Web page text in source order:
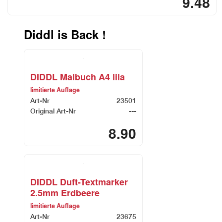
Diddl is Back !
DIDDL Malbuch A4 lila
limitierte Auflage
Art-Nr
23501
Original Art-Nr
---
8.90
DIDDL Duft-Textmarker
2.5mm Erdbeere
limitierte Auflage
Art-Nr 23675